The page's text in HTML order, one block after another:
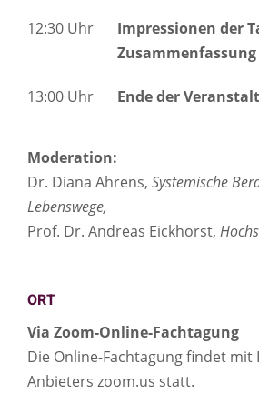
12:30 Uhr
Impressionen der
Zusammenfassung
13:00 Uhr Ende der
Moderation:
Dr. Diana Ahrens, Systemische
Lebenswege,
Prof. Dr. Andreas Eickhorst,
ORT
Via Zoom-Online-Fachtagung
Die Online-Fachtagung findet mit
Anbieters zoom.us statt.